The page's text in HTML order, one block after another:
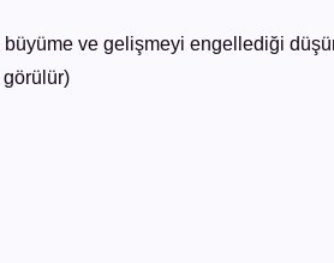
ve gelişmeyi engellediği
görülür)